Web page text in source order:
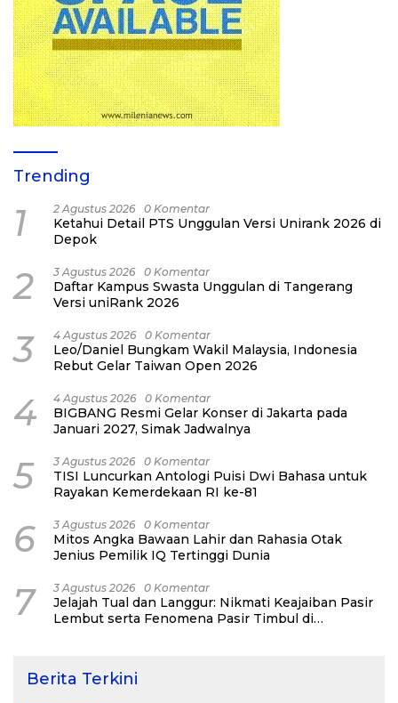
Trending
1 2 Agustus 2026 0 Komentar
Ketahui Detail PTS Unggulan Versi Unirank 2026 di
Depok
2 3 Agustus 2026 0 Komentar
Daftar Kampus Swasta Unggulan di Tangerang
Versi uniRank 2026
3 4 Agustus 2026 0 Komentar
Leo/Daniel Bungkam Wakil Malaysia, Indonesia
Rebut Gelar Taiwan Open 2026
4 4 Agustus 2026 0 Komentar
BIGBANG Resmi Gelar Konser di Jakarta pada
Januari 2027, Simak Jadwalnya
5 3 Agustus 2026 0 Komentar
TISI Luncurkan Antologi Puisi Dwi Bahasa untuk
Rayakan Kemerdekaan RI ke-81
6 3 Agustus 2026 0 Komentar
Mitos Angka Bawaan Lahir dan Rahasia Otak
Jenius Pemilik IQ Tertinggi Dunia
7 3 Agustus 2026 0 Komentar
Jelajah Tual dan Langgur: Nikmati Keajaiban Pasir
Lembut serta Fenomena Pasir Timbul di
Berita Terkini